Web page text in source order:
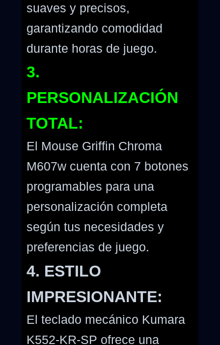
suaves y precisos,
garantizando comodidad
durante horas de juego.
3.
PERSONALIZACIÓN
TOTAL:
El Mouse Griffin Chroma
M607w cuenta con 7 botones
programables para una
personalización completa
según tus necesidades y
preferencias de juego.
4. ESTILO
IMPRESIONANTE:
El teclado mecánico Kumara
K552-KR-SP ofrece una